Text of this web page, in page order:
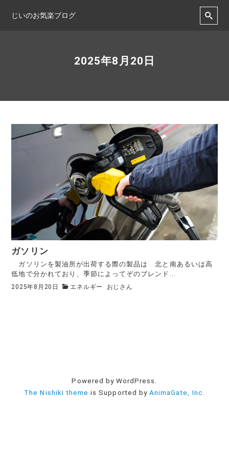
じいのお気楽ブログ
2025年8月20日
ガソリン
ガソリンを製油所が出荷する際の製品は 北と南あるいは高
低地で分かれており、季節によってぞのブレンド...
2025年8月20日 エネルギー おじさん
Powered by WordPress.
The Nishiki theme is Supported by AnimaGate, Inc.